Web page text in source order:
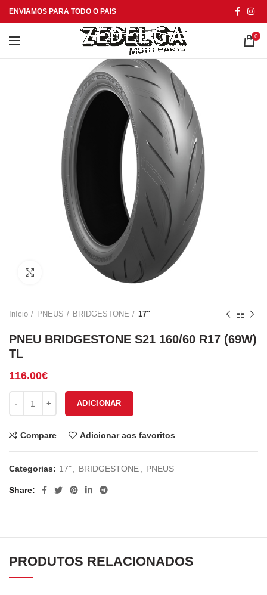
ENVIAMOS PARA TODO O PAIS
0
Click to enlarge
Início PNEUS BRIDGESTONE 17"
PNEU BRIDGESTONE S21 160/60 R17 (69W)
TL
116.00€
ADICIONAR
Compare Adicionar aos favoritos
Categorias: 17" BRIDGESTONE PNEUS
Share
PRODUTOS RELACIONADOS